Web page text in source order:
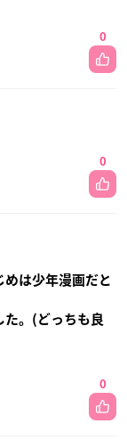
0
0
めは少年漫画だと
た。(どっちも良
0